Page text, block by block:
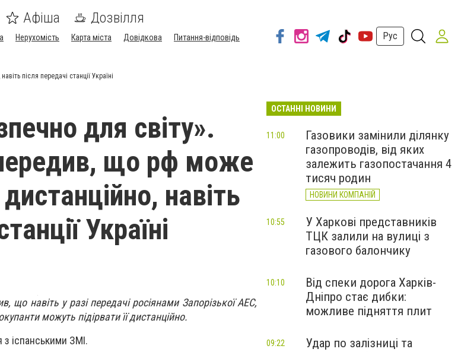
Афіша Дозвілля
Нерухомість Карта міста Довідкова
Питання-відповідь
Рус
після передачі станції Україні
для світу».
що рф може
навіть
Україні
що навіть у разі передачі росіянами Запорізької АЕС,
можуть підірвати її дистанційно.
з іспанськими ЗМІ.
ОСТАННІ НОВИНИ
Газовики замінили ділянку
газопроводів, від яких
залежить газопостачання 4
тисяч родин
НОВИНИ КОМПАНІЙ
11:00
У Харкові представників
ТЦК залили на вулиці з
газового балончику
10:55
Від спеки дорога Харків-
Дніпро стає дибки:
можливе підняття плит
10:10
Удар по залізниці та
09:22